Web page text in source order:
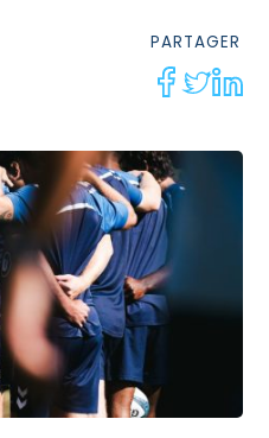
PARTAGER